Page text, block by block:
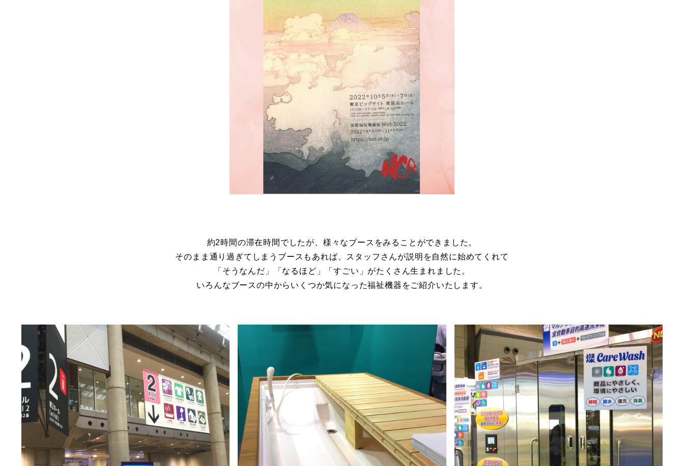
約2時間の滞在時間でしたが、様々なブースをみることができました。
そのまま通り過ぎてしまうブースもあれば、スタッフさんが説明を自然に始めてくれて
「そうなんだ」「なるほど」「すごい」がたくさん生まれました。
いろんなブースの中からいくつか気になった福祉機器をご紹介いたします。